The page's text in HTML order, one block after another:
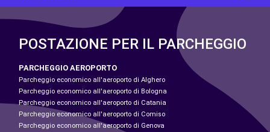
POSTAZIONE PER IL PARCHEGGIO
PARCHEGGIO AEROPORTO
Parcheggio economico all'aeroporto di Alghero
Parcheggio economico all'aeroporto di Bologna
Parcheggio economico all'aeroporto di Catania
Parcheggio economico all'aeroporto di Comiso
Parcheggio economico all'aeroporto di Genova